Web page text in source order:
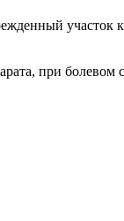
участок
при